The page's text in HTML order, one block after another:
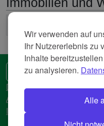
Wir verwenden auf
Ihr Nutzererlebnis zu
Inhalte
zu analysieren.
Alle
🌍 Eine andere Sprache
Datenschutzerkläreung
AGB
Impressum
© 2018-